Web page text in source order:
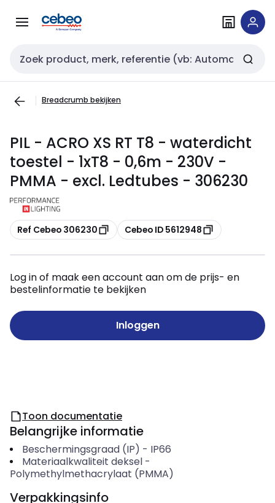
naar
naar
Zoekveld invoer
Breadcrumb bekijken
PIL - ACRO XS RT T8 - waterdicht
toestel - 1xT8 - 0,6m - 230V -
PMMA - excl. Ledtubes - 306230
Kopiëren
Ref Cebeo 306230 Kopiëren
Cebeo ID 5612948
Log in of maak een account aan om de prijs- en
bestelinformatie te bekijken
Inloggen
Toon documentatie
Belangrijke informatie
Beschermingsgraad (IP) - IP66
Materiaalkwaliteit deksel-
Polymethylmethacrylaat (PMMA)
Verpakkingsinfo